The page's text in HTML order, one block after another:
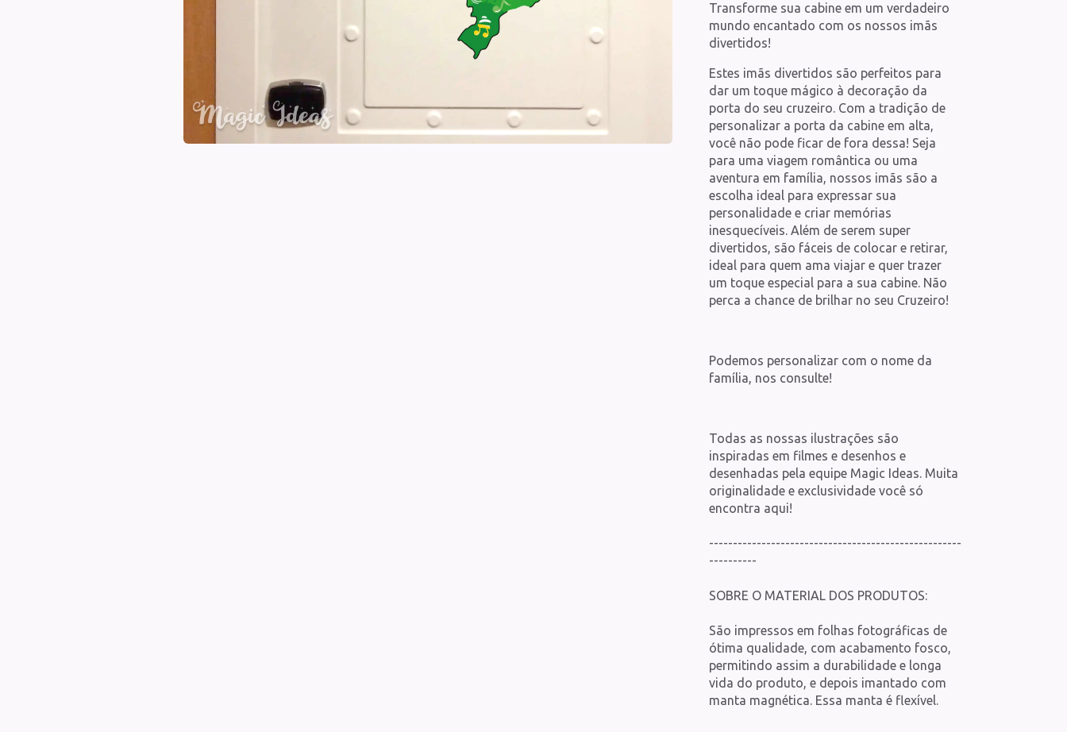
Transforme sua cabine em um verdadeiro
mundo encantado com os nossos imãs
divertidos!
Estes imãs divertidos são perfeitos para
dar um toque mágico à decoração da
porta do seu cruzeiro. Com a tradição de
personalizar a porta da cabine em alta,
você não pode ficar de fora dessa! Seja
para uma viagem romântica ou uma
aventura em família, nossos imãs são a
escolha ideal para expressar sua
personalidade e criar memórias
inesquecíveis. Além de serem super
divertidos, são fáceis de colocar e retirar,
ideal para quem ama viajar e quer trazer
um toque especial para a sua cabine. Não
perca a chance de brilhar no seu Cruzeiro!
Podemos personalizar com o nome da
família, nos consulte!
Todas as nossas ilustrações são
inspiradas em filmes e desenhos e
desenhadas pela equipe Magic Ideas. Muita
originalidade e exclusividade você só
encontra aqui!
-----------------------------------------------------
----------
SOBRE O MATERIAL DOS PRODUTOS:
São impressos em folhas fotográficas de
ótima qualidade, com acabamento fosco,
permitindo assim a durabilidade e longa
vida do produto, e depois imantado com
manta magnética. Essa manta é flexível.